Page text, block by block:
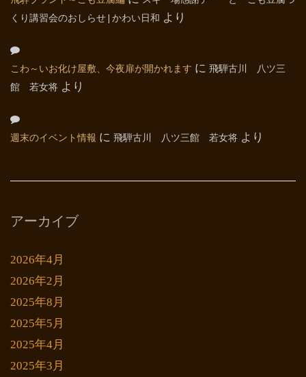
くり講習会のおしらせ | かわい日和 より
こわ～いお化け屋敷、今夜扉が開かれます に 飛騨古川 八ツ三
館 若女将 より
週末のイベント情報 に 飛騨古川 八ツ三館 若女将 より
アーカイブ
2026年4月
2026年2月
2025年8月
2025年5月
2025年4月
2025年3月